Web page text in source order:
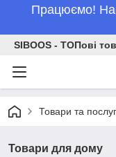
Працюємо!
SIBOOS - ТОПові
Товари та
Товари для дому